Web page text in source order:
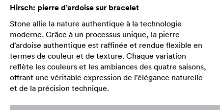
Hirsch: pierre d’ardoise sur bracelet
Stone allie la nature authentique à la technologie
moderne. Grâce à un processus unique, la pierre
d’ardoise authentique est raffinée et rendue flexible en
termes de couleur et de texture. Chaque variation
reflète les couleurs et les ambiances des quatre saisons,
offrant une véritable expression de l’élégance naturelle
et de la précision technique.